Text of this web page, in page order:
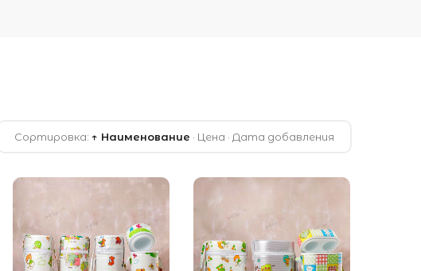
Сортировка: ↑ Наименование · Цена · Дата добавления